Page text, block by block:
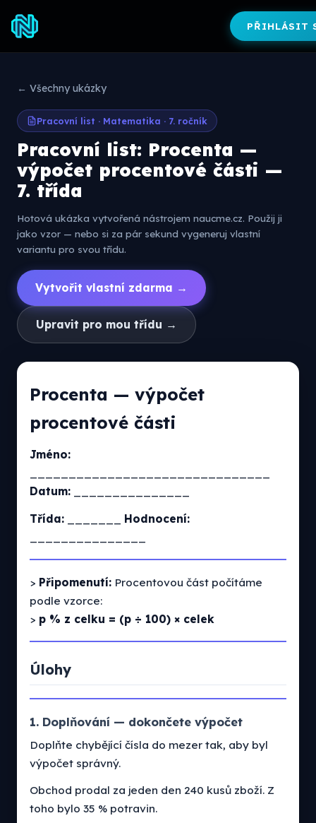
PŘIHLÁSIT
← Všechny ukázky
Pracovní list · Matematika · 7. ročník
Pracovní list: Procenta —
výpočet procentové části —
7. třída
Hotová ukázka vytvořená nástrojem naucme.cz. Použij ji
jako vzor — nebo si za pár sekund vygeneruj vlastní
variantu pro svou třídu.
Vytvořit vlastní zdarma →
Upravit pro mou třídu →
Procenta — výpočet
procentové části
Jméno:
Datum:
Třída:
Hodnocení:
> Připomenutí: Procentovou část počítáme
podle vzorce:
> p % z celku = (p ÷ 100) × celek
Úlohy
1. Doplňování — dokončete výpočet
Doplňte chybějící čísla do mezer tak, aby byl
výpočet správný.
Obchod prodal za jeden den 240 kusů zboží. Z
toho bylo 35 % potravin.